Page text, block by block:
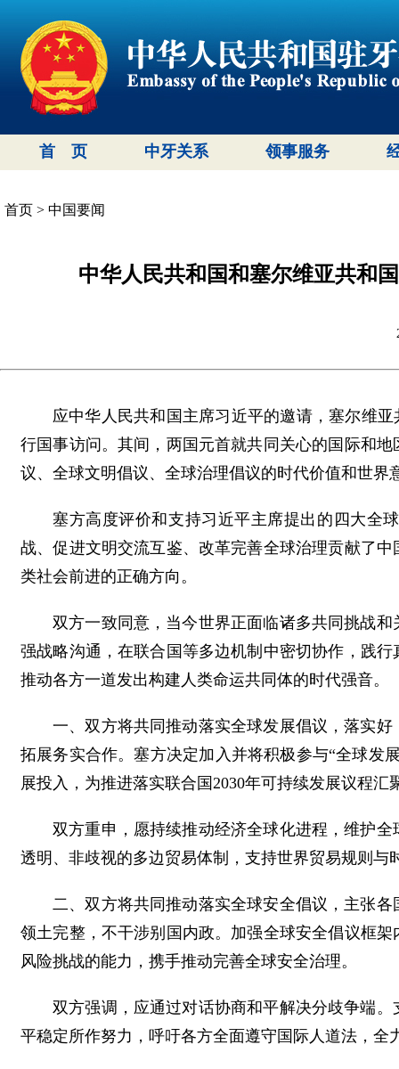
首 页 中牙关系 领事服务
首页 > 中国要闻
中华人民共和国和塞尔维亚共和
应中华人民共和国主席习近平的邀请，塞尔维
行国事访问。其间，两国元首就共同关心的国际和
议、全球文明倡议、全球治理倡议的时代价值和世界
塞方高度评价和支持习近平主席提出的四大全
战、促进文明交流互鉴、改革完善全球治理贡献了
类社会前进的正确方向。
双方一致同意，当今世界正面临诸多共同挑战
强战略沟通，在联合国等多边机制中密切协作，践
推动各方一道发出构建人类命运共同体的时代强音。
一、双方将共同推动落实全球发展倡议，落实
拓展务实合作。塞方决定加入并将积极参与“全球发
展投入，为推进落实联合国2030年可持续发展议程汇
双方重申，愿持续推动经济全球化进程，维护
透明、非歧视的多边贸易体制，支持世界贸易规则
二、双方将共同推动落实全球安全倡议，主张
领土完整，不干涉别国内政。加强全球安全倡议框
风险挑战的能力，携手推动完善全球安全治理。
双方强调，应通过对话协商和平解决分歧争端
平稳定所作努力，呼吁各方全面遵守国际人道法，全